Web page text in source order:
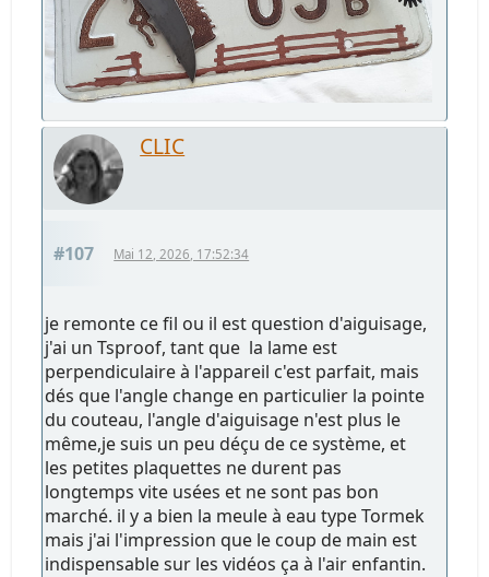
CLIC
#107 Mai 12, 2026, 17:52:34
je remonte ce fil ou il est question d'aiguisage,
j'ai un Tsproof, tant que la lame est
perpendiculaire à l'appareil c'est parfait, mais
dés que l'angle change en particulier la pointe
du couteau, l'angle d'aiguisage n'est plus le
même,je suis un peu déçu de ce système, et
les petites plaquettes ne durent pas
longtemps vite usées et ne sont pas bon
marché. il y a bien la meule à eau type Tormek
mais j'ai l'impression que le coup de main est
indispensable sur les vidéos ça à l'air enfantin.